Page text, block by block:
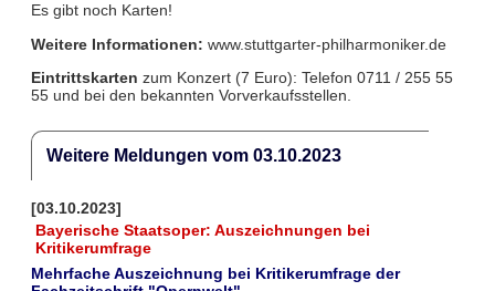
Es gibt noch Karten!
Weitere Informationen: www.stuttgarter-philharmoniker.de
Eintrittskarten zum Konzert (7 Euro): Telefon 0711 / 255 55
55 und bei den bekannten Vorverkaufsstellen.
Weitere Meldungen vom 03.10.2023
[03.10.2023]
Bayerische Staatsoper: Auszeichnungen bei
Kritikerumfrage
Mehrfache Auszeichnung bei Kritikerumfrage der